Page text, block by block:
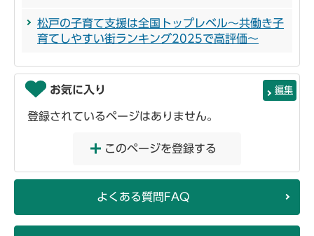
松戸の子育て支援は全国トップレベル～共働き子
育てしやすい街ランキング2025で高評価～
お気に入り 編集
登録されているページはありません。
このページを登録する
よくある質問FAQ